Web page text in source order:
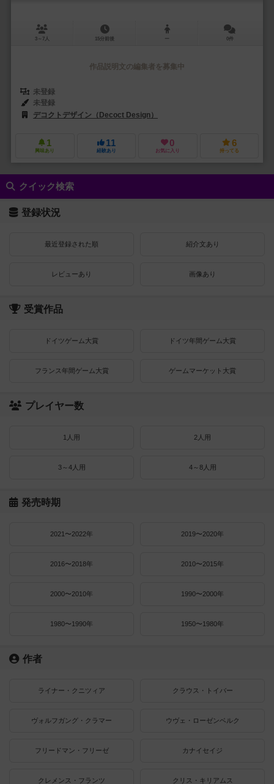
3～7人 15分前後 ー 0件
作品説明文の編集者を募集中
未登録
未登録
デコクトデザイン（Decoct Design）
1
興味あり
11
経験あり
0
お気に入り
6
持ってる
クイック検索
登録状況
最近登録された順 紹介文あり
レビューあり 画像あり
受賞作品
ドイツゲーム大賞 ドイツ年間ゲーム大賞
フランス年間ゲーム大賞 ゲームマーケット大賞
プレイヤー数
1人用 2人用
3～4人用 4～8人用
発売時期
2021〜2022年 2019〜2020年
2016〜2018年 2010〜2015年
2000〜2010年 1990〜2000年
1980〜1990年 1950〜1980年
作者
ライナー・クニツィア クラウス・トイバー
ヴォルフガング・クラマー ウヴェ・ローゼンベルク
フリードマン・フリーゼ カナイセイジ
クレメンス・フランツ クリス・キリアムス